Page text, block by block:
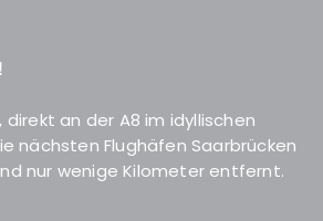
direkt an der A8 im idyllischen
nächsten Flughäfen Saarbrücken
nur wenige Kilometer entfernt.